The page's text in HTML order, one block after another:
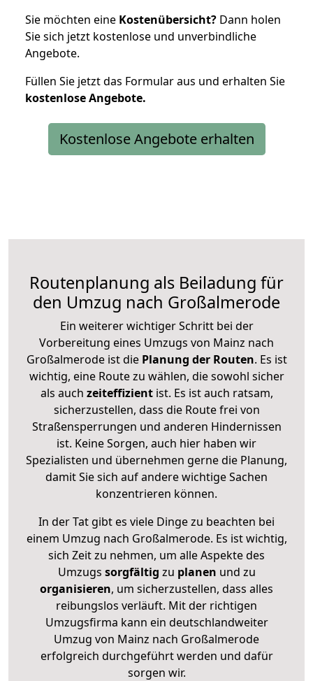
Sie möchten eine Kostenübersicht? Dann holen
Sie sich jetzt kostenlose und unverbindliche
Angebote.
Füllen Sie jetzt das Formular aus und erhalten Sie
kostenloseAngebote.
Kostenlose Angebote erhalten
Routenplanung als Beiladung für
den Umzug nach Großalmerode
Ein weiterer wichtiger Schritt bei der
Vorbereitung eines Umzugs von Mainz nach
Großalmerode ist diePlanung der Routen. Es ist
wichtig, eine Route zu wählen, die sowohl sicher
als auch zeiteffizientist. Es ist auch ratsam,
sicherzustellen, dass die Route frei von
Straßensperrungen und anderen Hindernissen
ist. Keine Sorgen, auch hier haben wir
Spezialisten und übernehmen gerne die Planung,
damit Sie sich auf andere wichtige Sachen
konzentrieren können.
In der Tat gibt es viele Dinge zu beachten bei
einem Umzug nach Großalmerode. Es ist wichtig,
sich Zeit zu nehmen, um alle Aspekte des
Umzugs sorgfältig zu planen und zu
organisieren, um sicherzustellen, dass alles
reibungslos verläuft. Mit der richtigen
Umzugsfirma kann ein deutschlandweiter
Umzug von Mainz nach Großalmerode
erfolgreich durchgeführt werden und dafür
sorgen wir.